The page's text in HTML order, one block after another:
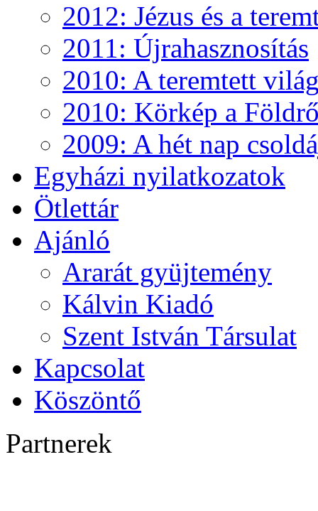
2012: Jézus és a
2011: Újrahasznosítás
2010: A teremtett
2010: Körkép a
2009: A hét nap
Egyházi nyilatkozatok
Ötlettár
Ajánló
Ararát gyüjtemény
Kálvin Kiadó
Szent István Társulat
Kapcsolat
Köszöntő
Partnerek